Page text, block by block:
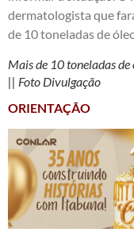
dermatologista que
de 10 toneladas de
Mais de 10 toneladas
|| Foto Divulgação
ORIENTAÇÃO